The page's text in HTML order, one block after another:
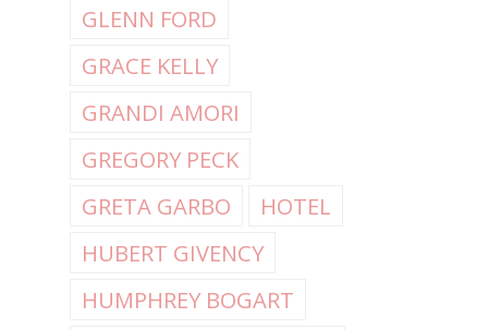
GLENN FORD
GRACE KELLY
GRANDI AMORI
GREGORY PECK
GRETA GARBO
HOTEL
HUBERT GIVENCY
HUMPHREY BOGART